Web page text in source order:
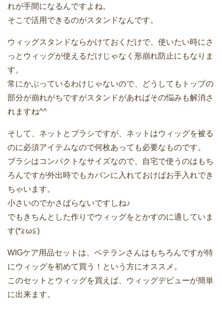
れが手間になるんですよね。
そこで活用できるのがスタンドなんです。
ウィッグスタンドならかけておくだけで、使いたい時にさ
っとウィッグが使えるだけじゃなく形崩れ防止にもなりま
す。
常にかぶっているわけじゃないので、どうしてもトップの
部分が崩れがちですがスタンドがあればその悩みも解消さ
れますね^^
そして、ネットとブラシですが、ネットはウィッグを被る
のに必須アイテムなので何枚あっても必要なものです。
ブラシはコンパクトなサイズなので、自宅で使うのはもち
ろんですが外出時でもカバンに入れておけばお手入れでき
ちゃいます。
小さいのでかさばらないですしね♪
でもきちんとした作りでウィッグをとかすのに適していま
す(*≧ω≦)
WIGケア用品セットは、ベテランさんはもちろんですが特
にウィッグを初めて買う！という方にオススメ。
このセットとウィッグを買えば、ウィッグデビューが簡単
に出来ます。